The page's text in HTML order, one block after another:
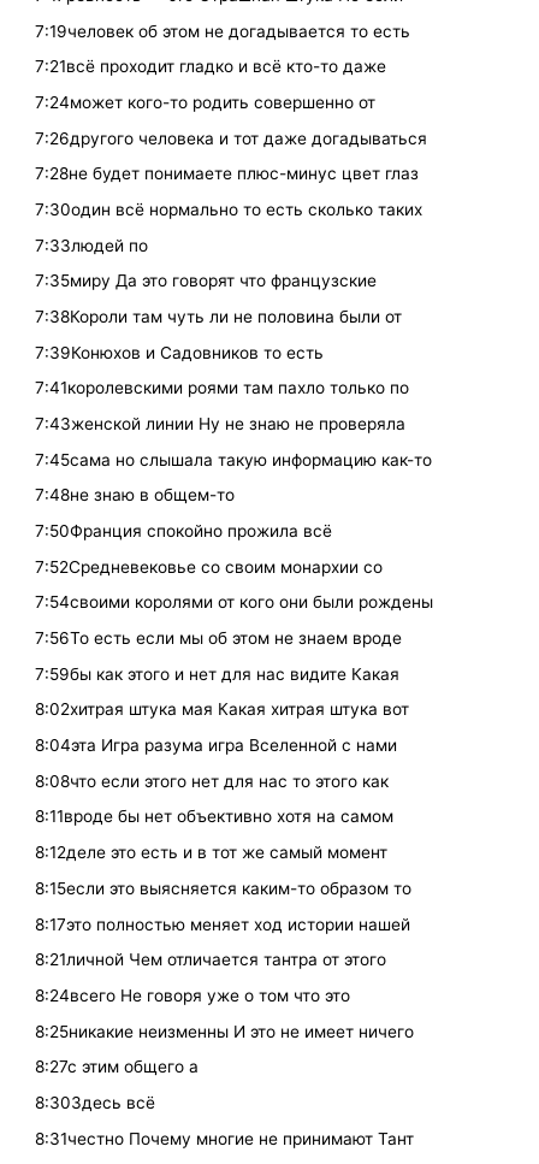
7:19человек об этом не догадывается то есть
7:21всё проходит гладко и всё кто-то даже
7:24может кого-то родить совершенно от
7:26другого человека и тот даже догадываться
7:28не будет понимаете плюс-минус цвет глаз
7:30один всё нормально то есть сколько таких
7:33людей по
7:35миру Да это говорят что французские
7:38Короли там чуть ли не половина были от
7:39Конюхов и Садовников то есть
7:41королевскими роями там пахло только по
7:43женской линии Ну не знаю не проверяла
7:45сама но слышала такую информацию как-то
7:48не знаю в общем-то
7:50Франция спокойно прожила всё
7:52Средневековье со своим монархии со
7:54своими королями от кого они были рождены
7:56То есть если мы об этом не знаем вроде
7:59бы как этого и нет для нас видите Какая
8:02хитрая штука мая Какая хитрая штука вот
8:04эта Игра разума игра Вселенной с нами
8:08что если этого нет для нас то этого как
8:11вроде бы нет объективно хотя на самом
8:12деле это есть и в тот же самый момент
8:15если это выясняется каким-то образом то
8:17это полностью меняет ход истории нашей
8:21личной Чем отличается тантра от этого
8:24всего Не говоря уже о том что это
8:25никакие неизменны И это не имеет ничего
8:27с этим общего а
8:30Здесь всё
8:31честно Почему многие не принимают Тант